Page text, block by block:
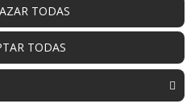
TODAS
TODAS